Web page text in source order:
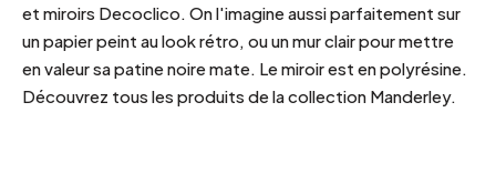
et miroirs Decoclico. On l'imagine aussi parfaitement sur
un papier peint au look rétro, ou un mur clair pour mettre
en valeur sa patine noire mate. Le miroir est en polyrésine.
Découvrez tous les produits de la collection Manderley.